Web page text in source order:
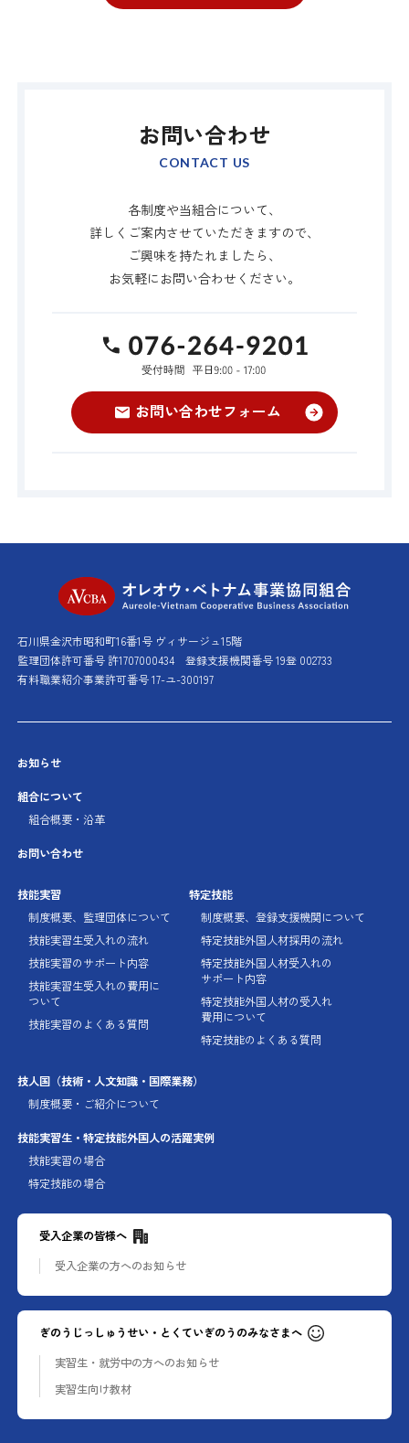
お問い合わせ
CONTACT US
各制度や当組合について、
詳しくご案内させていただきますので、
ご興味を持たれましたら、
お気軽にお問い合わせください。
お問い合わせフォーム
オレオウ
石川県金沢市昭和町16番1号 ヴィサージュ15階
監理団体許可番号 許1707000434登録支援機関番号 19登 002733
有料職業紹介事業許可番号 17-ユ-300197
お知らせ
組合について
組合概要・沿革
お問い合わせ
技能実習
制度概要、監理団体について
技能実習生受入れの流れ
技能実習のサポート内容
技能実習生受入れの費用に
ついて
技能実習のよくある質問
特定技能
制度概要、登録支援機関について
特定技能外国人材採用の流れ
特定技能外国人材受入れの
サポート内容
特定技能外国人材の受入れ
費用について
特定技能のよくある質問
技人国 （技術・人文知識・国際業務）
制度概要・ご紹介について
技能実習生・特定技能外国人の活躍実例
技能実習の場合
特定技能の場合
受入企業の皆様へ
受入企業の方へのお知らせ
ぎのうじっしゅうせい・とくていぎのうのみなさまへ
実習生・就労中の方へのお知らせ
実習生向け教材